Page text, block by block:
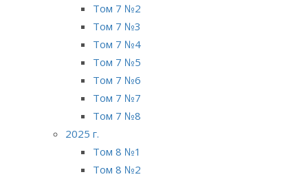
Том 7 №2
Том 7 №3
Том 7 №4
Том 7 №5
Том 7 №6
Том 7 №7
Том 7 №8
2025 г.
Том 8 №1
Том 8 №2